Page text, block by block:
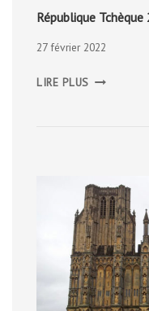
République Tchèque
27 février 2022
LIRE PLUS TCHÈQUE